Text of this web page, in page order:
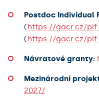
Postdoc Individual
(https://gacr.cz/
(https://gacr.cz/
Návratové granty:
Mezinárodní
2027/